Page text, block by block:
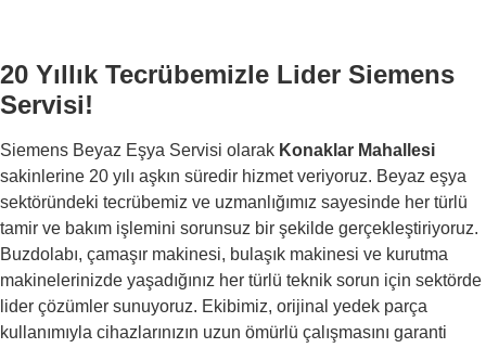
20 Yıllık Tecrübemizle Lider Siemens
Servisi!
Siemens Beyaz Eşya Servisi olarak Konaklar Mahallesi
sakinlerine 20 yılı aşkın süredir hizmet veriyoruz. Beyaz eşya
sektöründeki tecrübemiz ve uzmanlığımız sayesinde her türlü
tamir ve bakım işlemini sorunsuz bir şekilde gerçekleştiriyoruz.
Buzdolabı, çamaşır makinesi, bulaşık makinesi ve kurutma
makinelerinizde yaşadığınız her türlü teknik sorun için sektörde
lider çözümler sunuyoruz. Ekibimiz, orijinal yedek parça
kullanımıyla cihazlarınızın uzun ömürlü çalışmasını garanti